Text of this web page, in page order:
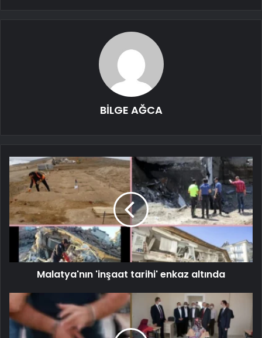
BİLGE AĞCA
Malatya'nın 'inşaat tarihi' enkaz altında